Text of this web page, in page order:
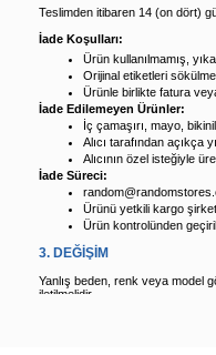
Teslimden itibaren 14 (on dört)
İade Koşulları:
Ürün kullanılmamış,
Orijinal etiketleri
Ürünle birlikte fatura
İade Edilemeyen Ürünler:
İç çamaşırı, mayo,
Alıcı tarafından açıkça
Alıcının özel isteğiyle
İade Süreci:
Ürünü yetkili kargo şirketi
Ürün kontrolünden
3. DEĞİŞİM
Yanlış beden, renk veya model
iletilmelidir.